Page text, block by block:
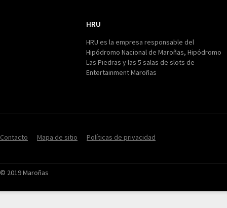
HRU
HRU es la empresa responsable del
Hipódromo Nacional de Maroñas, Hipódromo
Las Piedras y las 5 salas de slots de
Entertainment Maroñas
Contacto Mapa de sitio Políticas de privacidad
© 2019 Maroñas